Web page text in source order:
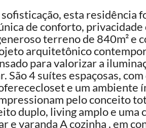
esta residência
de conforto,
terreno de 840m² e
arquitetônico
para valorizar a
São 4 suítes espaçosas,
e um ambiente
pelo conceito
duplo, living amplo e uma
e varanda A cozinha , em